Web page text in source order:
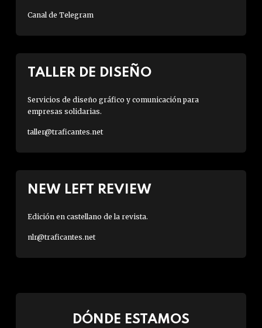
Canal de Telegram
TALLER DE DISEÑO
Servicios de diseño gráfico y comunicación para
empresas solidarias.
taller@traficantes.net
NEW LEFT REVIEW
Edición en castellano de la revista.
nlr@traficantes.net
DÓNDE ESTAMOS